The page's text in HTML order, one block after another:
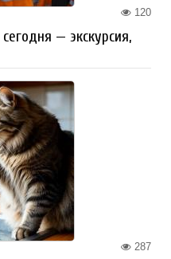
120
— экскурсия,
287